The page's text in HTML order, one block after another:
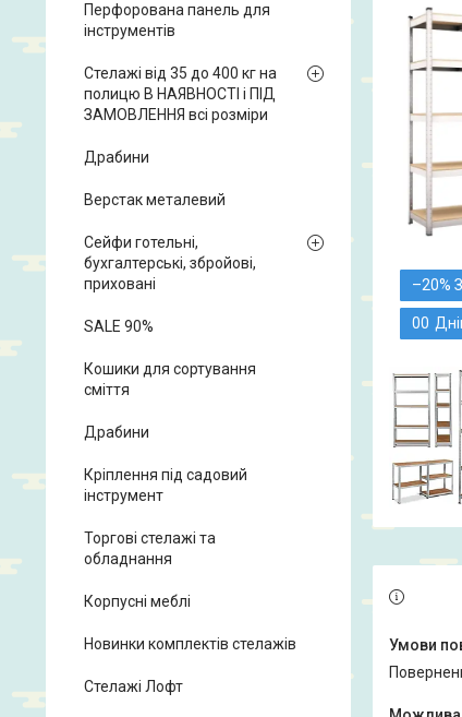
–20%
00
Перфорована панель для
інструментів
Стелажі від 35 до 400 кг на
полицю В НАЯВНОСТІ і ПІД
ЗАМОВЛЕННЯ всі розміри
Драбини
Верстак металевий
Сейфи готельні,
бухгалтерські, збройові,
приховані
SALE 90%
Кошики для сортування
сміття
Драбини
Кріплення під садовий
інструмент
Торгові стелажі та
обладнання
Корпусні меблі
Новинки комплектів стелажів
Стелажі Лофт